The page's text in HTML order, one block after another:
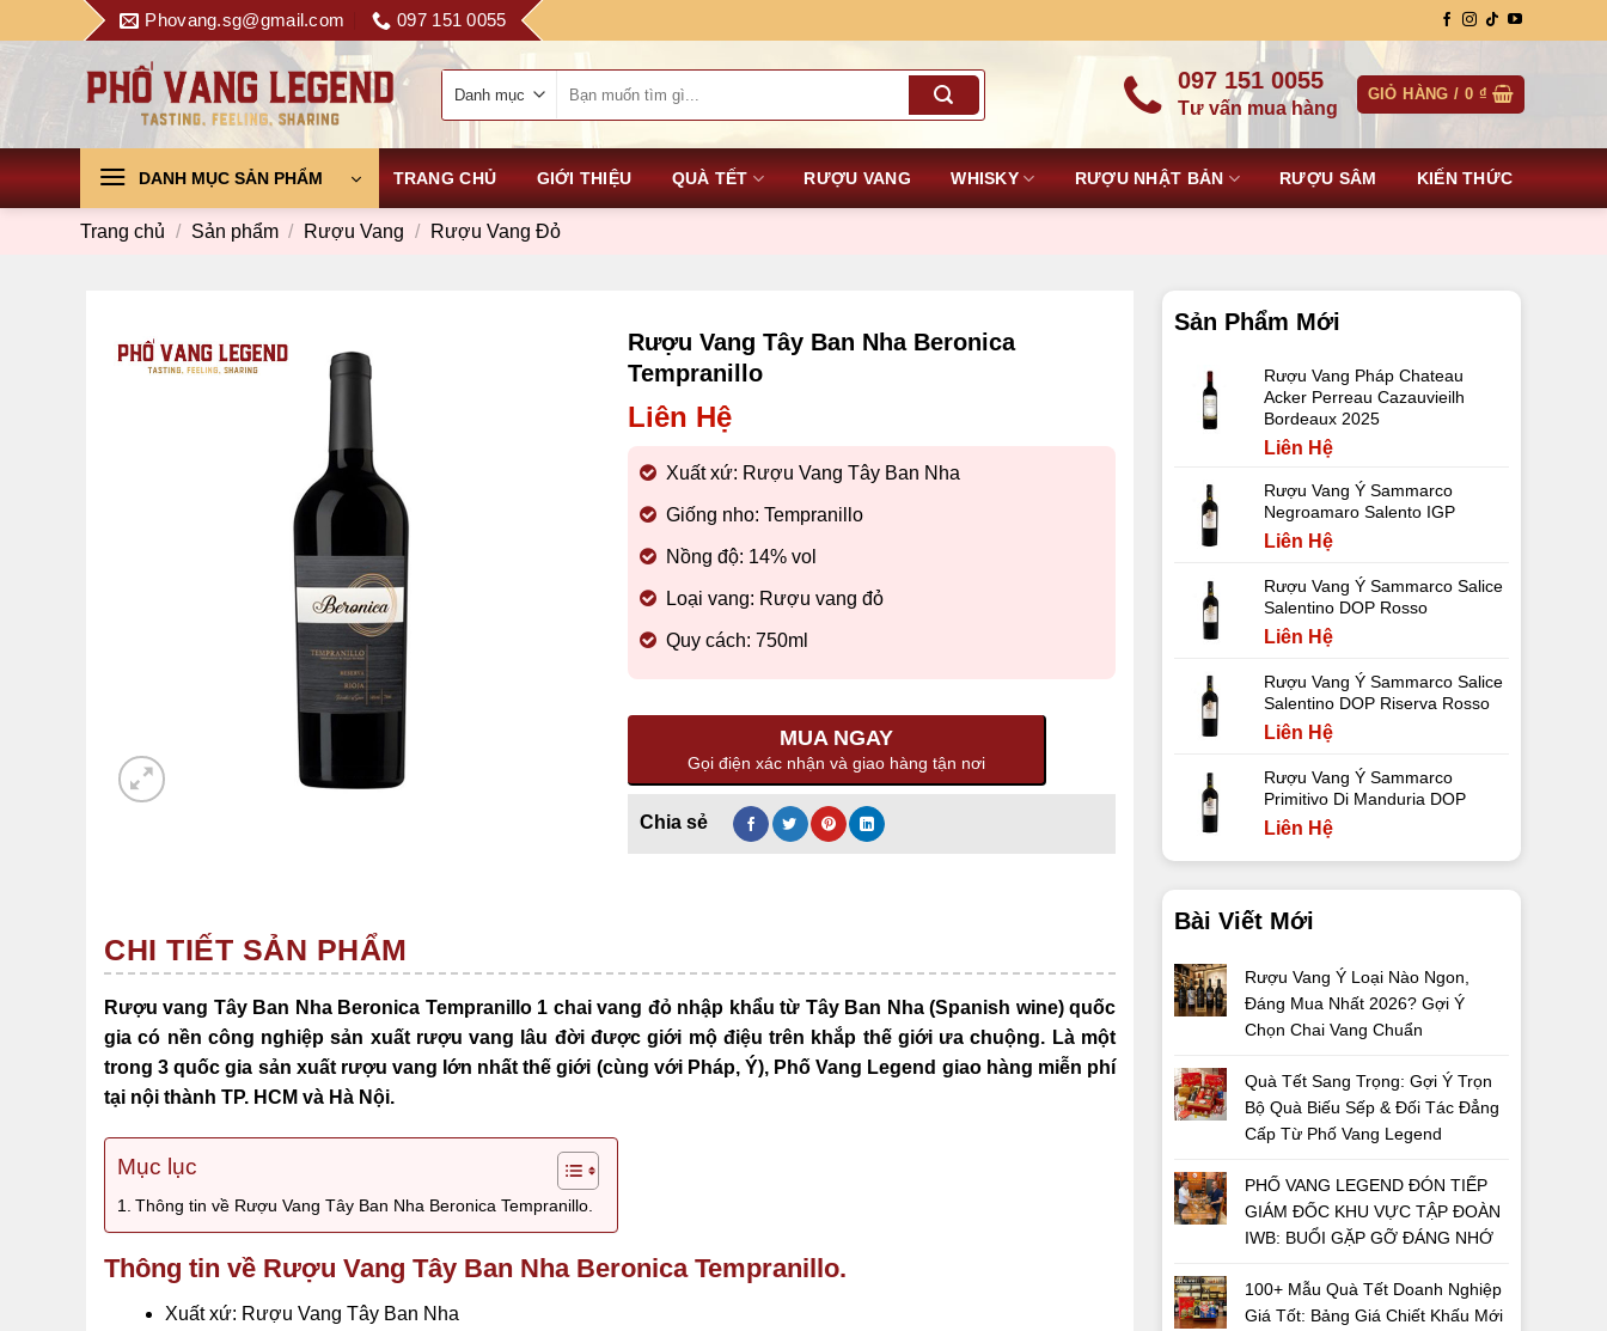
to
Phovang.sg@gmail.com 097 151 0055
kiếm:
097 151 0055
Tư vấn mua hàng
GIỎ HÀNG / 0 ₫
DANH MỤC SẢN PHẨM TRANG CHỦ GIỚI THIỆU QUÀ TẾT RƯỢU VANG WHISKY RƯỢU NHẬT BẢN RƯỢU SÂM KIẾN THỨC
Trang chủ / Sản phẩm / Rượu Vang / Rượu Vang Đỏ
Sản Phẩm Mới
Rượu Vang Pháp Chateau
Acker Perreau Cazauvieilh
Bordeaux 2025
Liên Hệ
Rượu Vang Ý Sammarco
Negroamaro Salento IGP
Liên Hệ
Rượu Vang Ý Sammarco Salice
Salentino DOP Rosso
Liên Hệ
Rượu Vang Ý Sammarco Salice
Salentino DOP Riserva Rosso
Liên Hệ
Rượu Vang Ý Sammarco
Primitivo Di Manduria DOP
Liên Hệ
Bài Viết Mới
Rượu Vang Ý Loại Nào Ngon,
Đáng Mua Nhất 2026? Gợi Ý
Chọn Chai Vang Chuẩn
Quà Tết Sang Trọng: Gợi Ý Trọn
Bộ Quà Biếu Sếp & Đối Tác Đẳng
Cấp Từ Phố Vang Legend
PHỐ VANG LEGEND ĐÓN TIẾP
GIÁM ĐỐC KHU VỰC TẬP ĐOÀN
IWB: BUỔI GẶP GỠ ĐÁNG NHỚ
100+ Mẫu Quà Tết Doanh Nghiệp
Giá Tốt: Bảng Giá Chiết Khấu Mới
Rượu Vang Tây Ban Nha Beronica
Tempranillo
Liên Hệ
Xuất xứ: Rượu Vang Tây Ban Nha
Giống nho: Tempranillo
Nồng độ: 14% vol
Loại vang: Rượu vang đỏ
Quy cách: 750ml
MUA NGAY
Gọi điện xác nhận và giao hàng tận nơi
CHI TIẾT SẢN PHẨM
Rượu vang Tây Ban Nha Beronica Tempranillo 1 chai vang đỏ nhập khẩu từ Tây Ban Nha (Spanish wine) quốc
gia có nền công nghiệp sản xuất rượu vang lâu đời được giới mộ điệu trên khắp thế giới ưa chuộng. Là một
trong 3 quốc gia sản xuất rượu vang lớn nhất thế giới (cùng với Pháp, Ý), Phố Vang Legend giao hàng miễn phí
tại nội thành TP. HCM và Hà Nội.
Mục lục
Thông tin về Rượu Vang Tây Ban Nha Beronica Tempranillo.
Thông tin về Rượu Vang Tây Ban Nha Beronica Tempranillo.
Xuất xứ: Rượu Vang Tây Ban Nha